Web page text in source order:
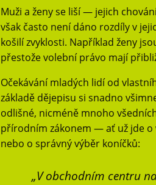
Muži a ženy se liší — jejich
však často není dáno rozdíly v
košilí zvyklosti. Například ženy
přestože volební právo mají
Očekávání mladých lidí od
základě dějepisu si snadno
odlišné, nicméně mnoho
přírodním zákonem — ať už jde
nebo o správný výběr koníčků:
„V obchodním centru